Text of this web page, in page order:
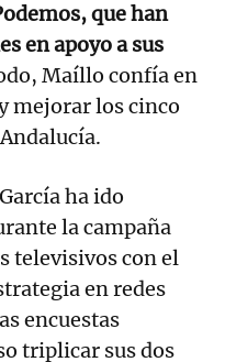
que han
en apoyo a sus
Maíllo confía en
mejorar los cinco
ha ido
la campaña
televisivos con el
en redes
encuestas
triplicar sus dos